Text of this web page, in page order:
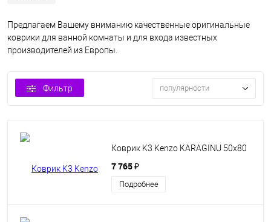
Предлагаем Вашему вниманию качественные оригинальные
коврики для ванной комнаты и для входа известных
производителей из Европы.
Фильтр популярности
Коврик K3 Kenzo KARAGINU 50x80
7 765 ₽
Подробнее